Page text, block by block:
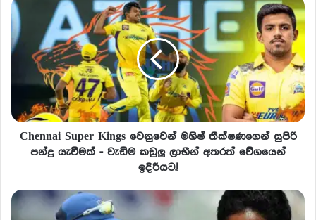
Chennai Super Kings වෙනුවෙන් මහිෂ් තීක්ෂණගෙන් සුපිරි
පන්දු යැවීමක් - වැඩිම කඩුලු ලාභීන් අතරත් වේගයෙන්
ඉදිරියට.!